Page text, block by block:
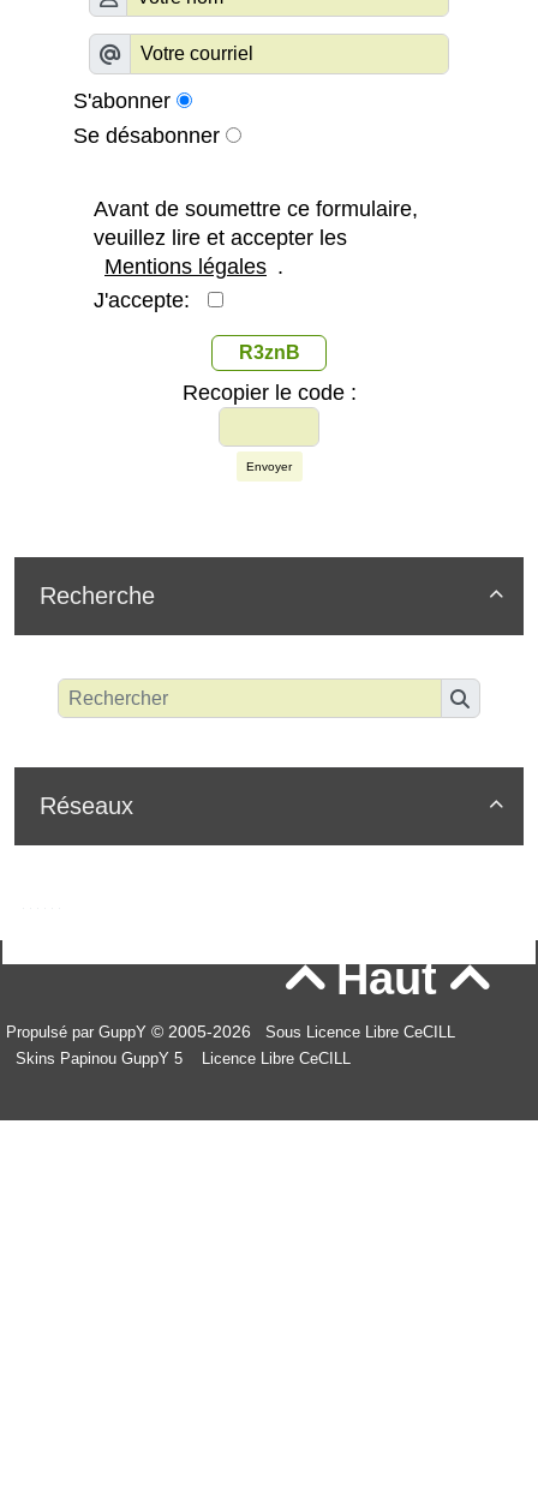
S'abonner
Se désabonner
Avant de soumettre ce formulaire,
veuillez lire et accepter les
Mentions légales .
J'accepte:
R3znB
Recopier le code :
Envoyer

Recherche

Réseaux
Haut
Propulsé par GuppY © 2005-2026
Sous Licence Libre CeCILL
Skins Papinou GuppY 5
Licence Libre CeCILL